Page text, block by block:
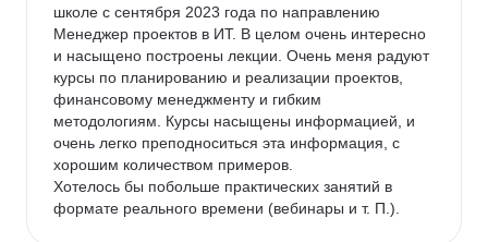
школе с сентября 2023 года по направлению
Менеджер проектов в ИТ. В целом очень интересно
и насыщено построены лекции. Очень меня радуют
курсы по планированию и реализации проектов,
финансовому менеджменту и гибким
методологиям. Курсы насыщены информацией, и
очень легко преподноситься эта информация, с
хорошим количеством примеров.
Хотелось бы побольше практических занятий в
формате реального времени (вебинары и т. П.).